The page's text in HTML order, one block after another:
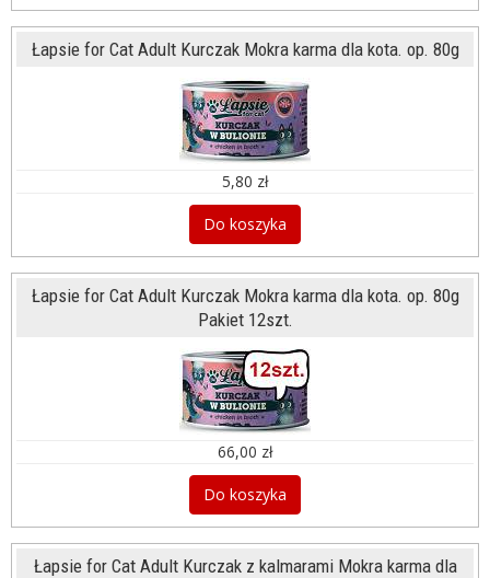
Łapsie for Cat Adult Kurczak Mokra karma dla kota. op. 80g
5,80 zł
Do koszyka
Łapsie for Cat Adult Kurczak Mokra karma dla kota. op. 80g
Pakiet 12szt.
66,00 zł
Do koszyka
Łapsie for Cat Adult Kurczak z kalmarami Mokra karma dla